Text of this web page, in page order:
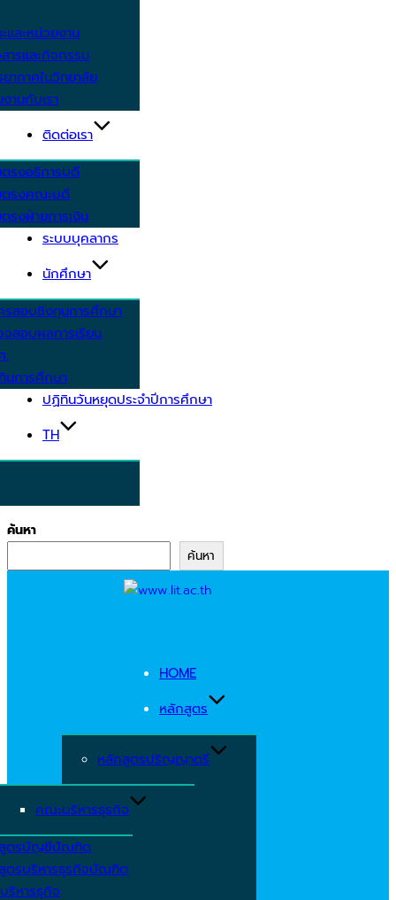
ละหน่วยงาน
ารและกิจกรรม
ากาศในวิทยาลัย
านกับเรา
ติดต่อเรา
รงอธิการบดี
ตรงคณะบดี
รงฝ่ายการเงิน
ระบบบุคลากร
นักศึกษา
รสอบชิงทุนการศึกษา
สอบผลการเรียน
.
นการศึกษา
ปฏิทินวันหยุดประจำปีการศึกษา
TH
ค้นหา
ค้นหา
HOME
หลักสูตร
หลักสูตรปริญญาตรี
คณะบริหารธุรกิจ
ตรบัญชีบัณฑิต
ตรบริหารธุรกิจบัณฑิต
ริหารธุกิจ